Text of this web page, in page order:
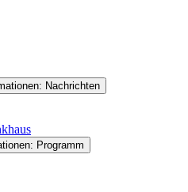
Nachrichten
Programm